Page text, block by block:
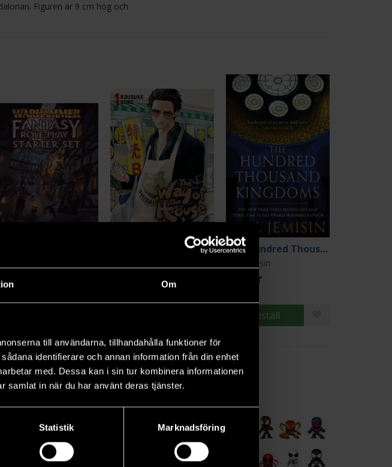
Om
till användarna, tillhandahålla funktioner för
identifierare och annan information från din enhet
med. Dessa kan i sin tur kombinera informationen
samlat in när du har använt deras tjänster.
Statistik Marknadsföring
Figuren är 9 cm hög och
kr
The Way of the Househusband Vol 1 The Hundred Thousand Kingdoms
N K Jemisin
179 kr
Beställ